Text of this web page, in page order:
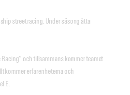
street racing. Under säsong åtta
Racing” och tillsammans kommer teamet
kommer erfarenheterna och
E.